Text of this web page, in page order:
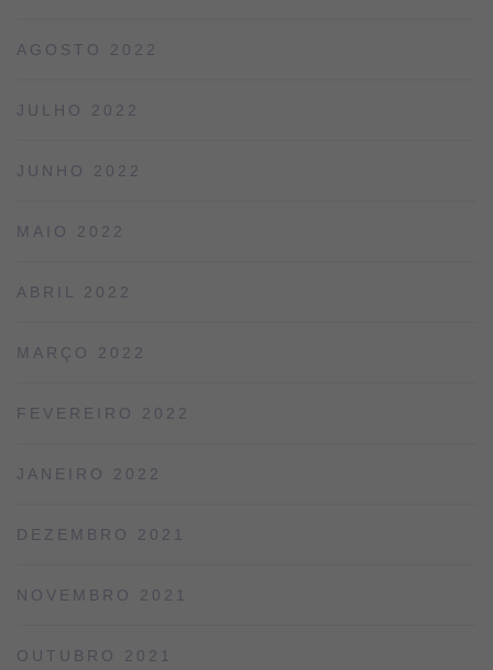
AGOSTO 2022
JULHO 2022
JUNHO 2022
MAIO 2022
ABRIL 2022
MARÇO 2022
FEVEREIRO 2022
JANEIRO 2022
DEZEMBRO 2021
NOVEMBRO 2021
OUTUBRO 2021